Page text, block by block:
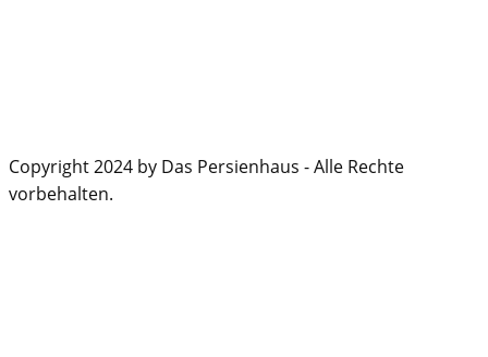
Copyright 2024 by Das Persienhaus - Alle Rechte
vorbehalten.